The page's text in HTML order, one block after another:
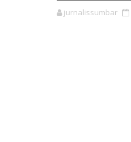
jurnalissumbar